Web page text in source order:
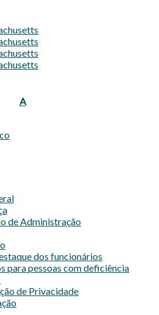
o
A
o
Aumentar
de Administração
dos funcionários
para pessoas com deficiência
de Privacidade